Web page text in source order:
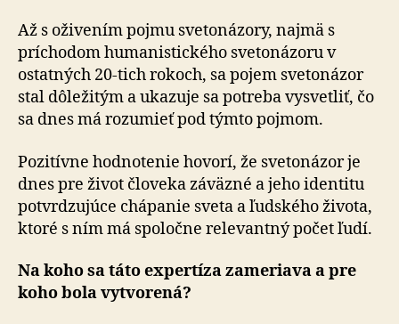
Až s oživením pojmu svetonázory, najmä s
príchodom humanistického svetonázoru v
ostatných 20-tich rokoch, sa pojem svetonázor
stal dôležitým a ukazuje sa potreba vysvetliť, čo
sa dnes má rozumieť pod týmto pojmom.
Pozitívne hodnotenie hovorí, že svetonázor je
dnes pre život človeka záväzné a jeho identitu
potvrdzujúce chá­pa­nie sveta a ľudského života,
ktoré s ním má spoločne re­le­van­tný počet ľudí.
Na koho sa táto expertíza zameriava a pre
koho bola vytvorená?